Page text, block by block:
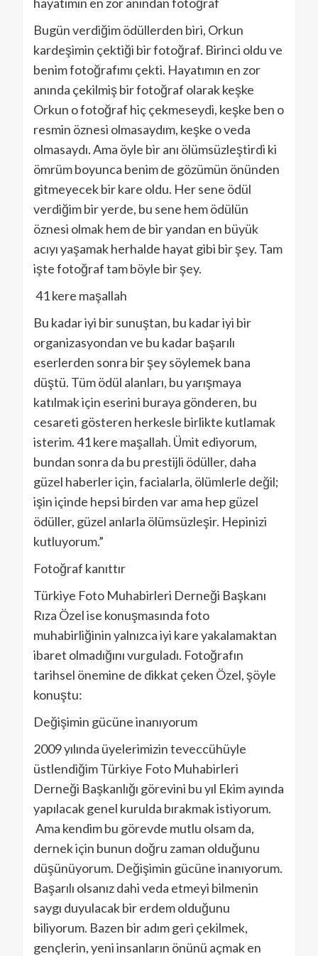
Bugün verdiğim ödüllerden biri, Orkun
kardeşimin çektiği bir fotoğraf. Birinci oldu ve
benim fotoğrafımı çekti. Hayatımın en zor
anında çekilmiş bir fotoğraf olarak keşke
Orkun o fotoğraf hiç çekmeseydi, keşke ben o
resmin öznesi olmasaydım, keşke o veda
olmasaydı. Ama öyle bir anı ölümsüzleştirdi ki
ömrüm boyunca benim de gözümün önünden
gitmeyecek bir kare oldu. Her sene ödül
verdiğim bir yerde, bu sene hem ödülün
öznesi olmak hem de bir yandan en büyük
acıyı yaşamak herhalde hayat gibi bir şey. Tam
işte fotoğraf tam böyle bir şey.
41 kere maşallah
Bu kadar iyi bir sunuştan, bu kadar iyi bir
organizasyondan ve bu kadar başarılı
eserlerden sonra bir şey söylemek bana
düştü. Tüm ödül alanları, bu yarışmaya
katılmak için eserini buraya gönderen, bu
cesareti gösteren herkesle birlikte kutlamak
isterim. 41 kere maşallah. Ümit ediyorum,
bundan sonra da bu prestijli ödüller, daha
güzel haberler için, facialarla, ölümlerle değil;
işin içinde hepsi birden var ama hep güzel
ödüller, güzel anlarla ölümsüzleşir. Hepinizi
kutluyorum.”
Fotoğraf kanıttır
Türkiye Foto Muhabirleri Derneği Başkanı
Rıza Özel ise konuşmasında foto
muhabirliğinin yalnızca iyi kare yakalamaktan
ibaret olmadığını vurguladı. Fotoğrafın
tarihsel önemine de dikkat çeken Özel, şöyle
konuştu:
Değişimin gücüne inanıyorum
2009 yılında üyelerimizin teveccühüyle
üstlendiğim Türkiye Foto Muhabirleri
Derneği Başkanlığı görevini bu yıl Ekim ayında
yapılacak genel kurulda bırakmak istiyorum.
Ama kendim bu görevde mutlu olsam da,
dernek için bunun doğru zaman olduğunu
düşünüyorum. Değişimin gücüne inanıyorum.
Başarılı olsanız dahi veda etmeyi bilmenin
saygı duyulacak bir erdem olduğunu
biliyorum. Bazen bir adım geri çekilmek,
gençlerin, yeni insanların önünü açmak en